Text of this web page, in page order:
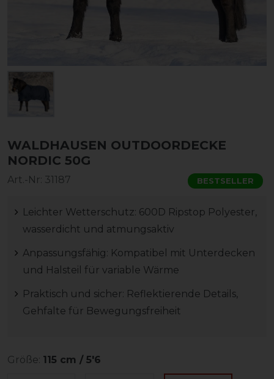
WALDHAUSEN OUTDOORDECKE
NORDIC 50G
Art.-Nr: 31187 BESTSELLER
Leichter Wetterschutz: 600D Ripstop Polyester,
wasserdicht und atmungsaktiv
Anpassungsfähig: Kompatibel mit Unterdecken
und Halsteil für variable Wärme
Praktisch und sicher: Reflektierende Details,
Gehfalte für Bewegungsfreiheit
Größe: 115 cm / 5'6